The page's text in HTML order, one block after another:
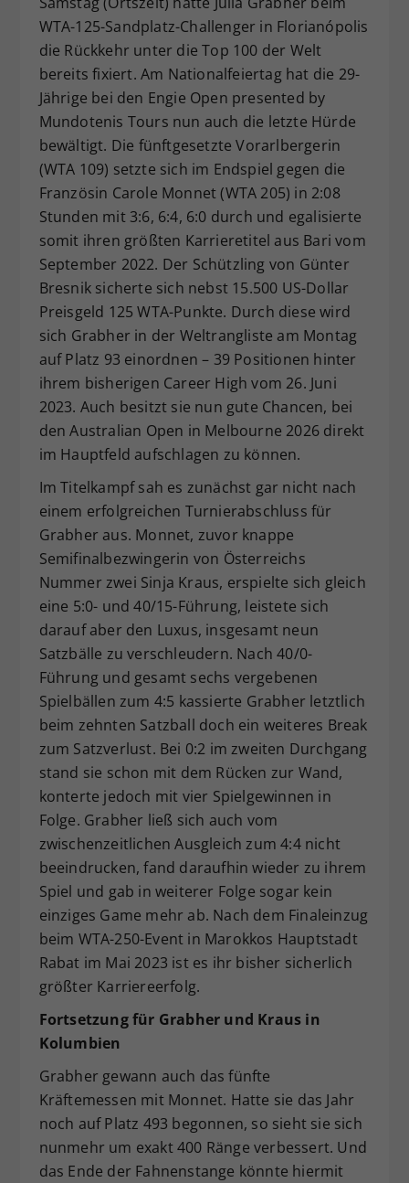
WTA-125-Sandplatz-Challenger in Florianópolis
die Rückkehr unter die Top 100 der Welt
bereits fixiert. Am Nationalfeiertag hat die 29-
Jährige bei den Engie Open presented by
Mundotenis Tours nun auch die letzte Hürde
bewältigt. Die fünftgesetzte Vorarlbergerin
(WTA 109) setzte sich im Endspiel gegen die
Französin Carole Monnet (WTA 205) in 2:08
Stunden mit 3:6, 6:4, 6:0 durch und egalisierte
somit ihren größten Karrieretitel aus Bari vom
September 2022. Der Schützling von Günter
Bresnik sicherte sich nebst 15.500 US-Dollar
Preisgeld 125 WTA-Punkte. Durch diese wird
sich Grabher in der Weltrangliste am Montag
auf Platz 93 einordnen – 39 Positionen hinter
ihrem bisherigen Career High vom 26. Juni
2023. Auch besitzt sie nun gute Chancen, bei
den Australian Open in Melbourne 2026 direkt
im Hauptfeld aufschlagen zu können.
Im Titelkampf sah es zunächst gar nicht nach
einem erfolgreichen Turnierabschluss für
Grabher aus. Monnet, zuvor knappe
Semifinalbezwingerin von Österreichs
Nummer zwei Sinja Kraus, erspielte sich gleich
eine 5:0- und 40/15-Führung, leistete sich
darauf aber den Luxus, insgesamt neun
Satzbälle zu verschleudern. Nach 40/0-
Führung und gesamt sechs vergebenen
Spielbällen zum 4:5 kassierte Grabher letztlich
beim zehnten Satzball doch ein weiteres Break
zum Satzverlust. Bei 0:2 im zweiten Durchgang
stand sie schon mit dem Rücken zur Wand,
konterte jedoch mit vier Spielgewinnen in
Folge. Grabher ließ sich auch vom
zwischenzeitlichen Ausgleich zum 4:4 nicht
beeindrucken, fand daraufhin wieder zu ihrem
Spiel und gab in weiterer Folge sogar kein
einziges Game mehr ab. Nach dem Finaleinzug
beim WTA-250-Event in Marokkos Hauptstadt
Rabat im Mai 2023 ist es ihr bisher sicherlich
größter Karriereerfolg.
Fortsetzung für Grabher und Kraus in
Kolumbien
Grabher gewann auch das fünfte
Kräftemessen mit Monnet. Hatte sie das Jahr
noch auf Platz 493 begonnen, so sieht sie sich
nunmehr um exakt 400 Ränge verbessert. Und
das Ende der Fahnenstange könnte hiermit
Zweck
Dieser Wert speichert Ihre Consent-
Einstellungen. Unter anderem eine
zufällig generierte ID, für die
historische Speicherung Ihrer
vorgenommen Einstellungen, falls der
Webseiten-Betreiber dies eingestellt
hat.